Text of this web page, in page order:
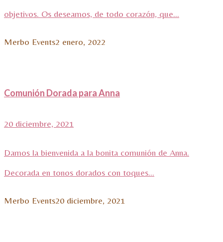
objetivos. Os deseamos, de todo corazón, que...
Merbo Events2 enero, 2022
Comunión Dorada para Anna
20 diciembre, 2021
Damos la bienvenida a la bonita comunión de Anna.
Decorada en tonos dorados con toques...
Merbo Events20 diciembre, 2021